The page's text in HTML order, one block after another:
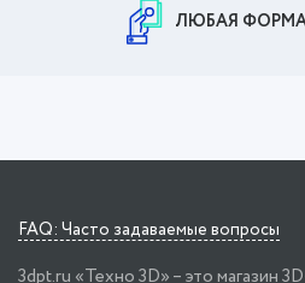
ЛЮБАЯ
FAQ: Часто задаваемые вопросы
3dpt.ru «Техно 3D» – это магазин